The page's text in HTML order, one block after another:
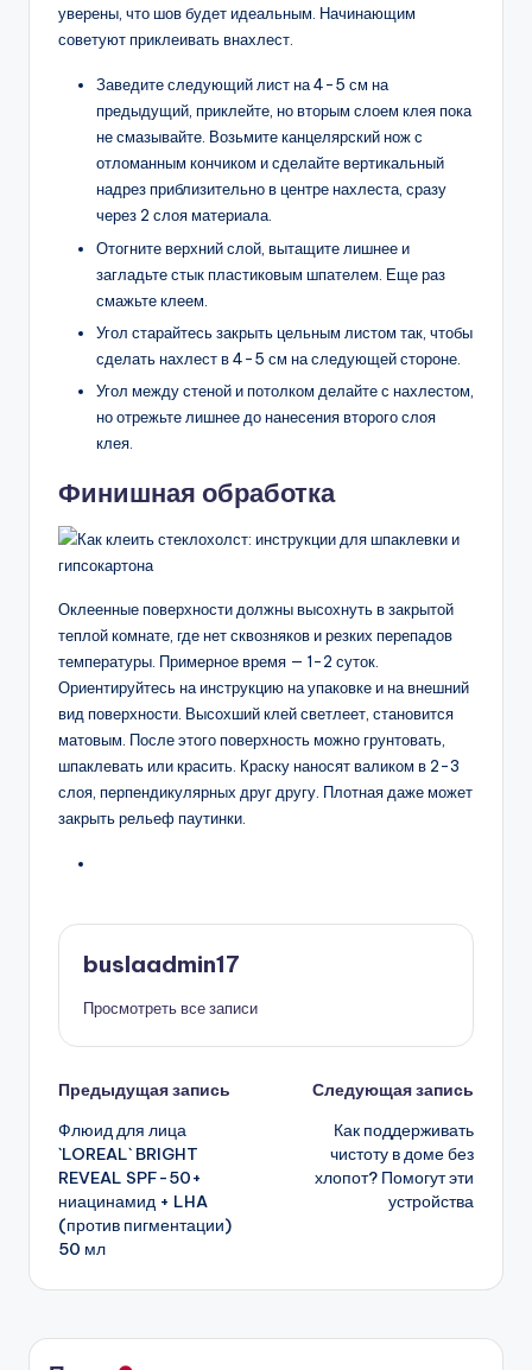
уверены, что шов будет идеальным. Начинающим
советуют приклеивать внахлест.
Заведите следующий лист на 4-5 см на
предыдущий, приклейте, но вторым слоем клея пока
не смазывайте. Возьмите канцелярский нож с
отломанным кончиком и сделайте вертикальный
надрез приблизительно в центре нахлеста, сразу
через 2 слоя материала.
Отогните верхний слой, вытащите лишнее и
загладьте стык пластиковым шпателем. Еще раз
смажьте клеем.
Угол старайтесь закрыть цельным листом так, чтобы
сделать нахлест в 4-5 см на следующей стороне.
Угол между стеной и потолком делайте с нахлестом,
но отрежьте лишнее до нанесения второго слоя
клея.
Финишная обработка
Оклеенные поверхности должны высохнуть в закрытой
теплой комнате, где нет сквозняков и резких перепадов
температуры. Примерное время — 1-2 суток.
Ориентируйтесь на инструкцию на упаковке и на внешний
вид поверхности. Высохший клей светлеет, становится
матовым. После этого поверхность можно грунтовать,
шпаклевать или красить. Краску наносят валиком в 2-3
слоя, перпендикулярных друг другу. Плотная даже может
закрыть рельеф паутинки.
buslaadmin17
Просмотреть все записи
Навигация
записи
Предыдущая запись
Флюид для лица
`LOREAL` BRIGHT
REVEAL SPF-50+
ниацинамид + LHA
(против пигментации)
50 мл
Следующая запись
Как поддерживать
чистоту в доме без
хлопот? Помогут эти
устройства